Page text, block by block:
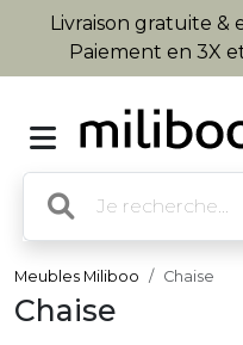
Livraison gratuite &
Paiement en 3X
Meubles Miliboo Chaise
Chaise